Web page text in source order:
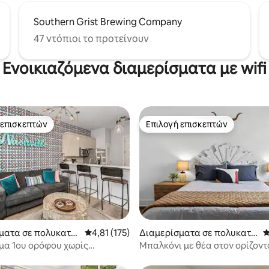
Southern Grist Brewing Company
47 ντόπιοι το προτείνουν
Ενοικιαζόμενα διαμερίσματα με wifi
5, 273 κριτικές
σε πολυκατοι
Νάσβιλ
Μέση βαθμολογία: 4,81 στα 5, 175 κριτικές
4,81 (175)
1ου ορόφου χωρίς
Επιλογή επισκεπτών
Επιλογή επισκεπτών
Διαμερίσματα σε πολυκατο
ικία στην πόλη Νάσβιλ
Μπαλκόνι με θέα στον